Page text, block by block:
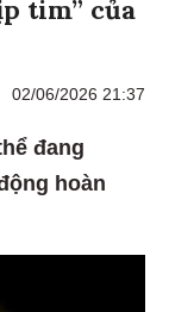
02/06/2026 21:37
đang
hoàn